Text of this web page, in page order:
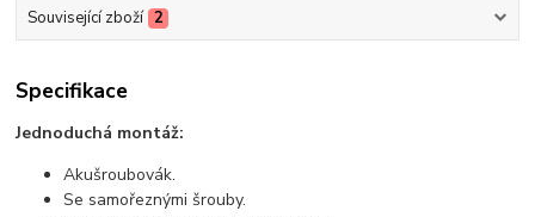
Související zboží 2
Specifikace
Jednoduchá montáž:
Akušroubovák.
Se samořeznými šrouby.